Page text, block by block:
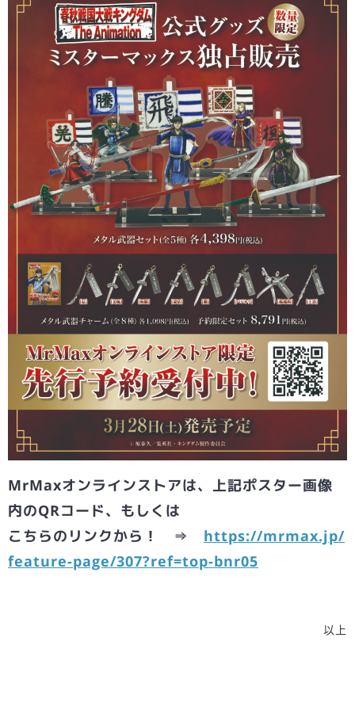
MrMaxオンラインストアは、上記ポスター画像
内のQRコード、もしくは
こちらのリンクから！ ⇒ https://mrmax.jp/
feature-page/307?ref=top-bnr05
以上